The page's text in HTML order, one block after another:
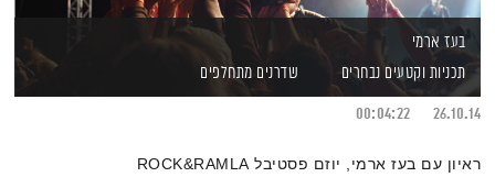
בעז ארמי
תכניות וקטעים נבחרים
שדרנים מתחלפים
26.10.14
00:04:22
ראיון עם בעז ארמי, יוזם פסטיבל ROCK&RAMLA